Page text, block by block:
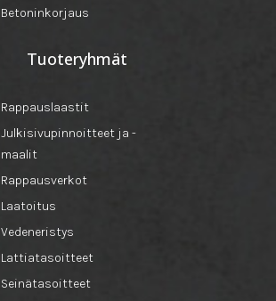
Betoninkorjaus
Tuoteryhmät
Rappauslaastit
Julkisivupinnoitteet ja -
maalit
Rappausverkot
Laatoitus
Vedeneristys
Lattiatasoitteet
Seinätasoitteet